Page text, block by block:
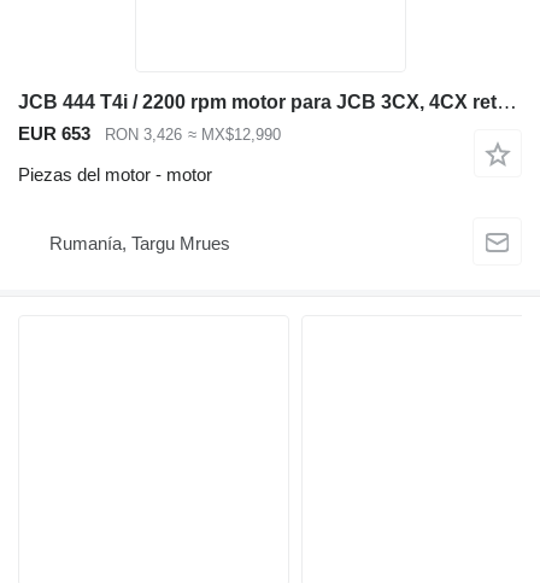
JCB 444 T4i / 2200 rpm motor para JCB 3CX, 4CX retroexcavadora
EUR 653 RON 3,426 ≈ MX$12,990
Piezas del motor - motor
Rumanía, Targu Mrues